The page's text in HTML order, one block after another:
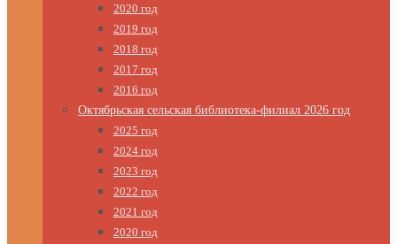
2020 год
2019 год
2018 год
2017 год
2016 год
Октябрьская сельская библиотека-филиал 2026 год
2025 год
2024 год
2023 год
2022 год
2021 год
2020 год